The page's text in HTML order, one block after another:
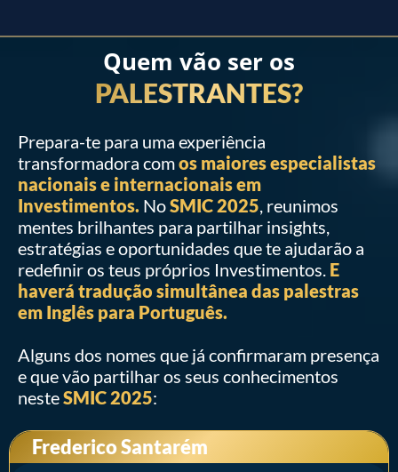
Quem vão ser os
PALESTRANTES?
Prepara-te para uma experiência
transformadora comos maiores especialistas
nacionais e internacionais em
Investimentos. NoSMIC 2025, reunimos
mentes brilhantes para partilhar insights,
estratégias e oportunidades que te ajudarão a
redefinir os teus próprios Investimentos. E
haverá tradução simultânea das palestras
em Inglês para Português.
Alguns dos nomes que já confirmaram presença
e que vão partilhar os seus conhecimentos
nesteSMIC 2025:
Frederico Santarém